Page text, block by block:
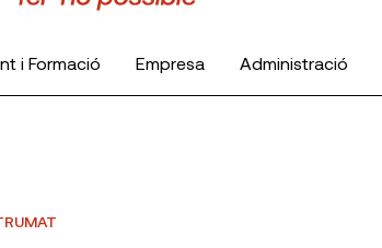
i Formació Empresa Administració